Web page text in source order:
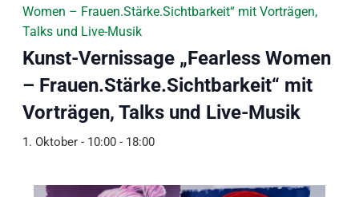
Women – Frauen.Stärke.Sichtbarkeit“ mit Vorträgen,
Talks und Live-Musik
Kunst-Vernissage „Fearless Women
– Frauen.Stärke.Sichtbarkeit“ mit
Vorträgen, Talks und Live-Musik
1. Oktober - 10:00- 18:00